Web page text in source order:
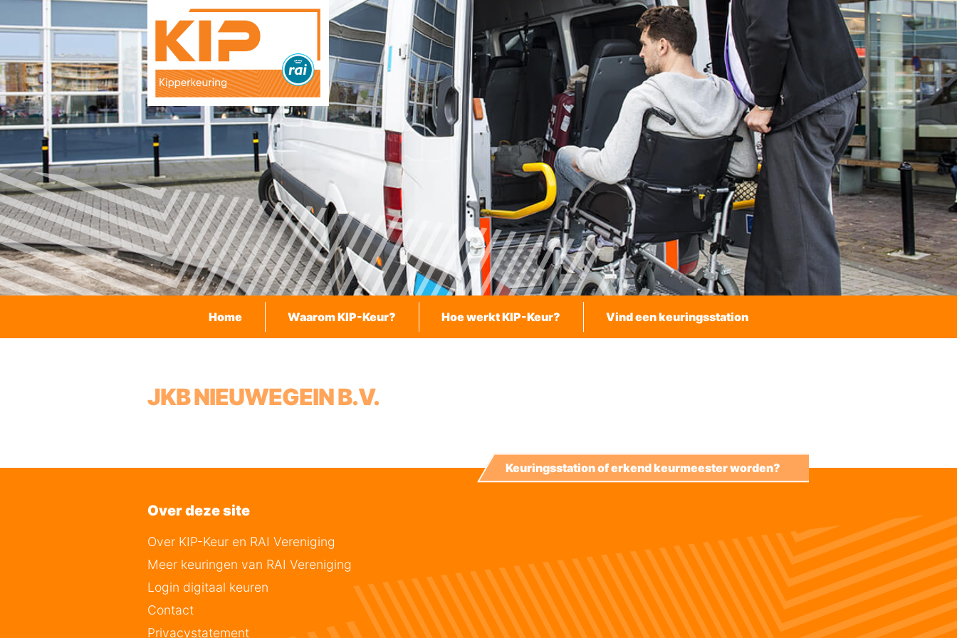
Home Waarom KIP-Keur? Hoe werkt KIP-Keur? Vind een keuringsstation
JKB NIEUWEGEIN B.V.
Over deze site
Over KIP-Keur en RAI Vereniging
Meer keuringen van RAI Vereniging
Login digitaal keuren
Contact
Privacystatement
Keuringsstation of erkend keurmeester worden?